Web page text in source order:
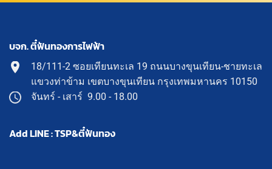
บจก. ตี๋ฟันทองการไฟฟ้า
18/111-2 ซอยเทียนทะเล 19 ถนนบางขุนเทียน-ชายทะเล
แขวงท่าข้าม เขตบางขุนเทียน กรุงเทพมหานคร 10150
จันทร์ - เสาร์ 9.00 - 18.00
Add LINE : TSP&ตี๋ฟันทอง